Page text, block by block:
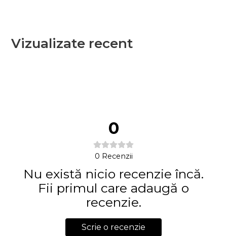
Vizualizate recent
0
0 Recenzii
Nu există nicio recenzie încă.
Fii primul care adaugă o
recenzie.
Scrie o recenzie